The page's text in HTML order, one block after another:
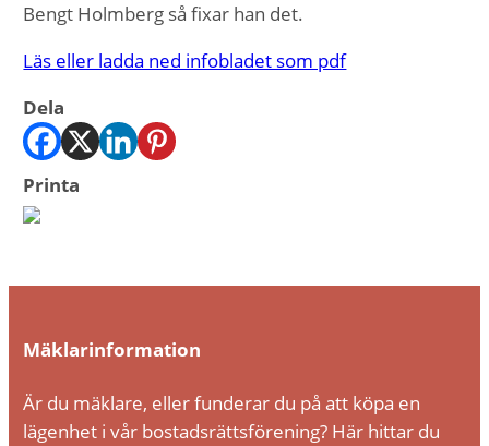
Bengt Holmberg så fixar han det.
Läs eller ladda ned infobladet som pdf
Dela
Printa
Mäklarinformation
Är du mäklare, eller funderar du på att köpa en
lägenhet i vår bostadsrättsförening? Här hittar du